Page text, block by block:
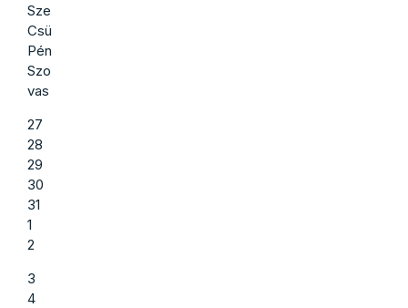
Sze
Csü
Pén
Szo
vas
27
28
29
30
31
1
2
3
4